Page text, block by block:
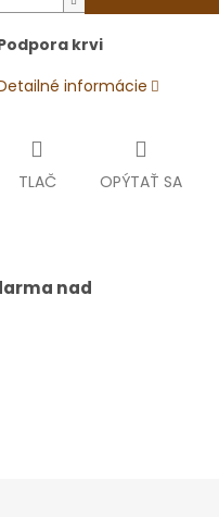
krvi
informácie
TLAČ OPÝTAŤ SA
nad